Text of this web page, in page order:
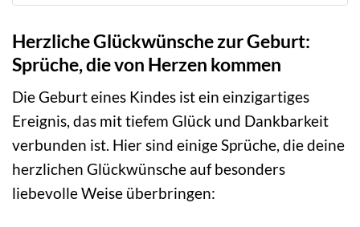
Herzliche Glückwünsche zur Geburt:
Sprüche, die von Herzen kommen
Die Geburt eines Kindes ist ein einzigartiges
Ereignis, das mit tiefem Glück und Dankbarkeit
verbunden ist. Hier sind einige Sprüche, die deine
herzlichen Glückwünsche auf besonders
liebevolle Weise überbringen: